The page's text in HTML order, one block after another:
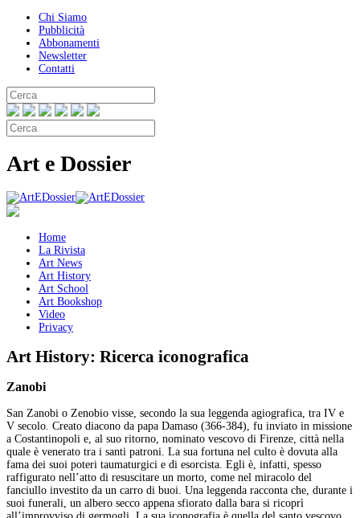
Chi Siamo
Pubblicità
Abbonamenti
Newsletter
Contatti
Art e Dossier
Home
La Rivista
Art News
Art History
Art School
Art Bookshop
Video
Privacy
Art History: Ricerca iconografica
Zanobi
San Zanobi o Zenobio visse, secondo la sua leggenda agiografica, tra IV e
V secolo. Creato diacono da papa Damaso (366-384), fu inviato in missione
a Costantinopoli e, al suo ritorno, nominato vescovo di Firenze, città nella
quale è venerato tra i santi patroni. La sua fortuna nel culto è dovuta alla
fama dei suoi poteri taumaturgici e di esorcista. Egli è, infatti, spesso
raffigurato nell’atto di resuscitare un morto, come nel miracolo del
fanciullo investito da un carro di buoi. Una leggenda racconta che, durante i
suoi funerali, un albero secco appena sfiorato dalla bara si ricoprì